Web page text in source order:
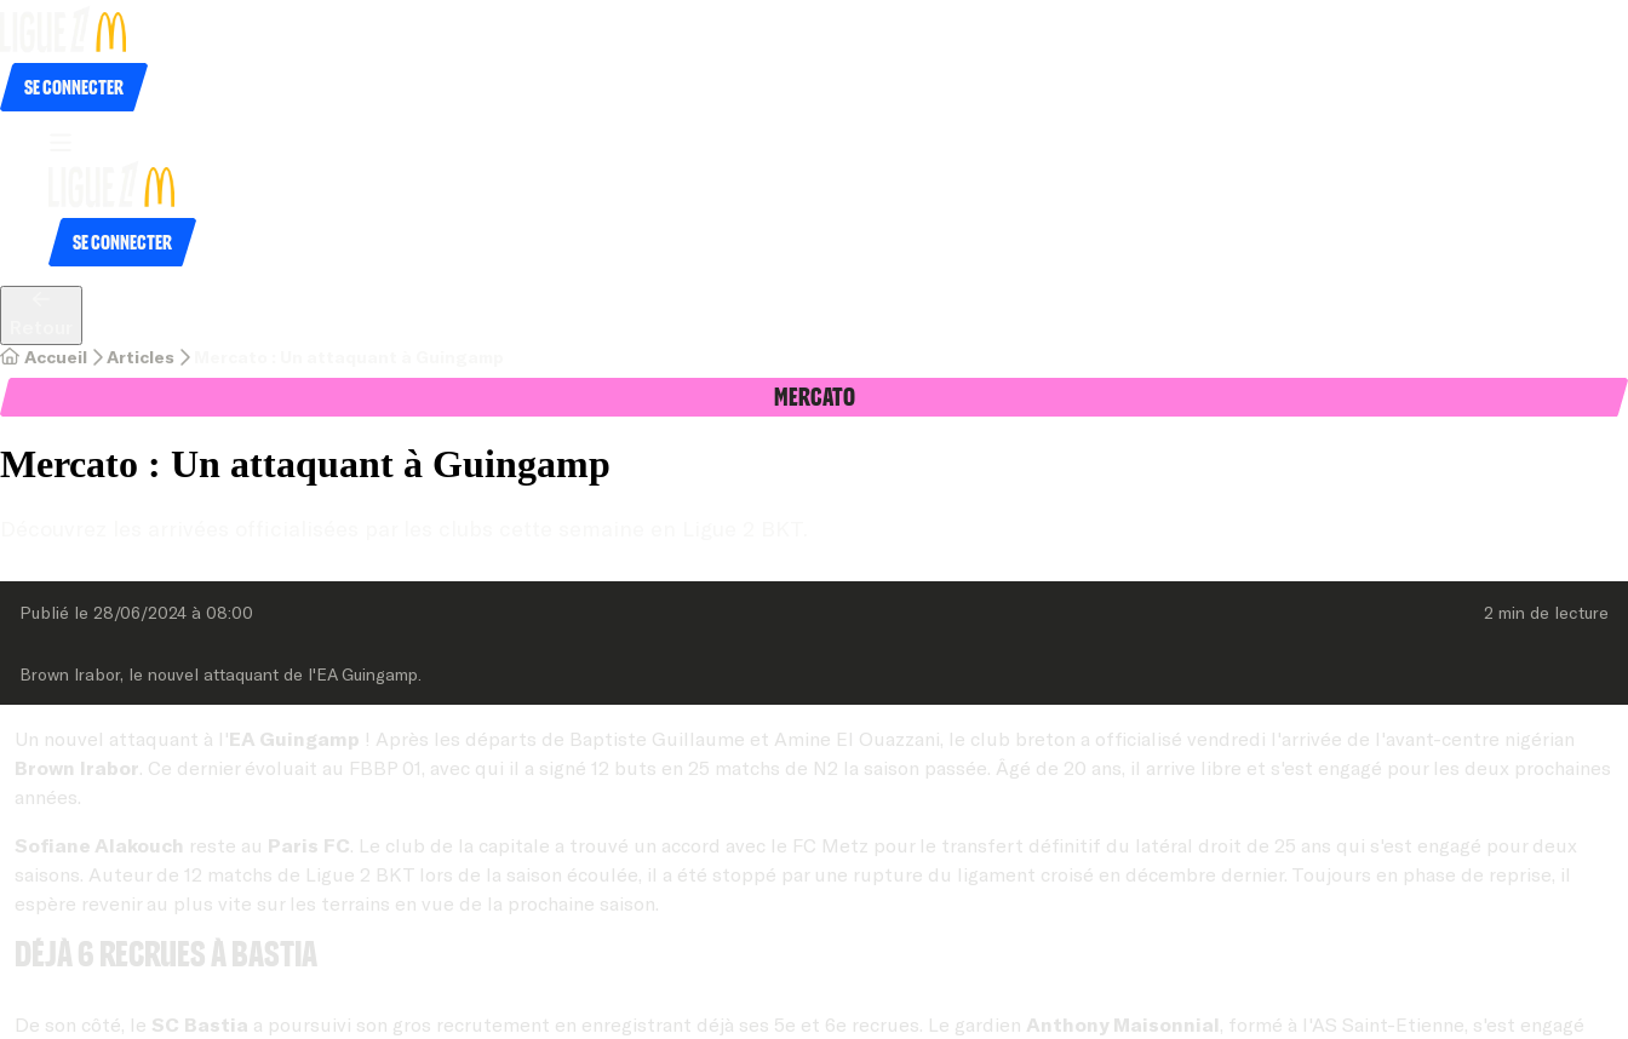
Se connecter
Se connecter
Accueil Articles
Mercato
Mercato : Un attaquant à Guingamp
Publié le 28/06/2024 à 08:00 2 min de lecture
Brown Irabor, le nouvel attaquant de l'EA Guingamp.
Un nouvel attaquant à l'EA Guingamp ! Après les départs de Baptiste Guillaume et Amine El Ouazzani, le club breton a officialisé vendredi l'arrivée de l'avant-centre nigérian
Brown Irabor. Ce dernier évoluait au FBBP 01, avec qui il a signé 12 buts en 25 matchs de N2 la saison passée. Âgé de 20 ans, il arrive libre et s'est engagé pour les deux prochaines
années.
Sofiane Alakouch reste au Paris FC. Le club de la capitale a trouvé un accord avec le FC Metz pour le transfert définitif du latéral droit de 25 ans qui s'est engagé pour deux
saisons. Auteur de 12 matchs de Ligue 2 BKT lors de la saison écoulée, il a été stoppé par une rupture du ligament croisé en décembre dernier. Toujours en phase de reprise, il
espère revenir au plus vite sur les terrains en vue de la prochaine saison.
Déjà 6 recrues à Bastia
De son côté, le SC Bastia a poursuivi son gros recrutement en enregistrant déjà ses 5e et 6e recrues. Le gardien Anthony Maisonnial, formé à l'AS Saint-Etienne, s'est engagé